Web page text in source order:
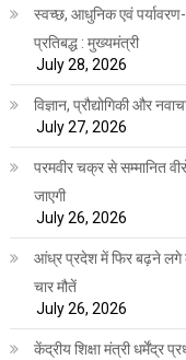
स्वच्छ, आधुनिक एवं
प्रतिबद्ध : मुख्यमंत्री
July 28, 2026
विज्ञान, प्रौद्योगिकी और
July 27, 2026
परमवीर चक्र से सम्मानित
जाएगी
July 26, 2026
आंध्र प्रदेश में फिर बढ़ने लगे
चार मौतें
July 26, 2026
केंद्रीय शिक्षा मंत्री धर्मेंद्र